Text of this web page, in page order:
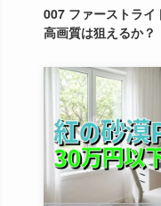
007 ファーストラ
高画質は狙えるか？